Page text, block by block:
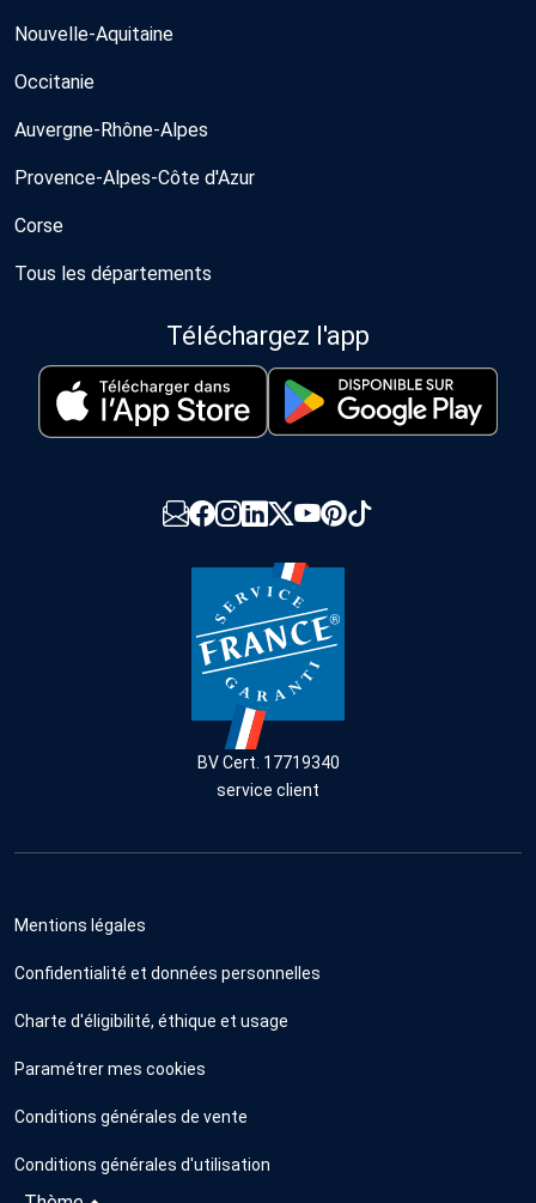
Nouvelle-Aquitaine
Occitanie
Auvergne-Rhône-Alpes
Provence-Alpes-Côte d'Azur
Corse
Tous les départements
Téléchargez l'app
BV Cert. 17719340
service client
Mentions légales
Confidentialité et données personnelles
Charte d'éligibilité, éthique et usage
Paramétrer mes cookies
Conditions générales de vente
Conditions générales d'utilisation